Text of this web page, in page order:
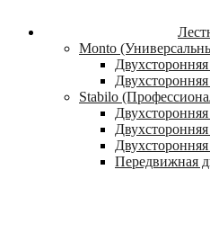
Monto
Stabilo
Передвижная